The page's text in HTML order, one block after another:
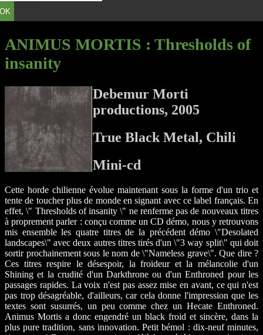
OK
ANIMUS MORTIS : Thresholds of
insanity
Debemur Morti
productions, 2005
True Black Metal, Chili
Mini-cd
Cette horde chilienne évolue maintenant sous la forme d'un trio et
tente de toucher plus de monde en signant avec ce label français. En
effet, \" Thresholds of insanity \" ne renferme pas de nouveaux titres
à proprement parler : conçu comme un CD démo, nous y retrouvons
mis ensemble les quatre titres de la précédent démo \"Desolated
landscapes\" avec deux autres titres tirés d'un \"3 way split\" qui doit
sortir prochainement sous le nom de \"Nameless grave\". Que dire ?
Ces titres respire le désespoir, la froideur et la mélancolie d'un
Shining et la crudité d'un Darkthrone ou d'un Enthroned pour les
passages rapides. La voix n'est pas assez mise en avant, ce qui n'est
pas trop désagréable, d'ailleurs, car cela donne l'impression que les
textes sont susurrés, un peu comme chez un Hecate Enthroned.
Animus Mortis a donc engendré un black froid et sincère, dans la
plus pure tradition, sans innovation. Petit bémol : dix-neuf minutes,